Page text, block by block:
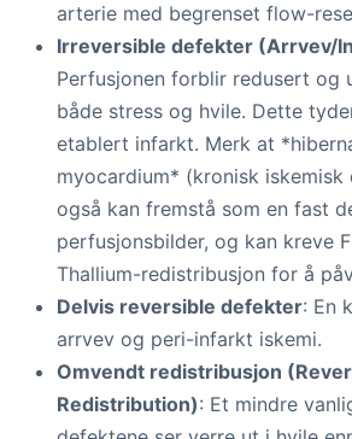
arterie med begrenset flow-
Irreversible defekter (Arrvev/
Perfusjonen forblir redusert og
både stress og hvile. Dette
etablert infarkt. Merk at
myocardium* (kronisk iskemisk
også kan fremstå som en fast
perfusjonsbilder, og kan kreve
Thallium-redistribusjon for å
Delvis reversible defekter: En
arrvev og peri-infarkt iskemi.
Omvendt redistribusjon
Redistribution): Et mindre